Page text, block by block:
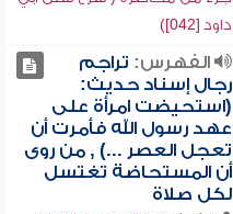
داود [042])
الفهرس: تراجم
رجال إسناد حديث:
(استحيضت امرأة على
عهد رسول الله فأمرت أن
تعجل العصر ...) , من روى
أن المستحاضة تغتسل
لكل صلاة